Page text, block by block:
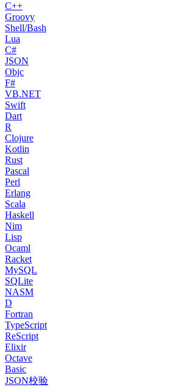
C++
Groovy
Shell/Bash
Lua
C#
JSON
Objc
F#
VB.NET
Swift
Dart
R
Clojure
Kotlin
Rust
Pascal
Perl
Erlang
Scala
Haskell
Nim
Lisp
Ocaml
Racket
MySQL
SQLite
NASM
D
Fortran
TypeScript
ReScript
Elixir
Octave
Basic
JSON校验